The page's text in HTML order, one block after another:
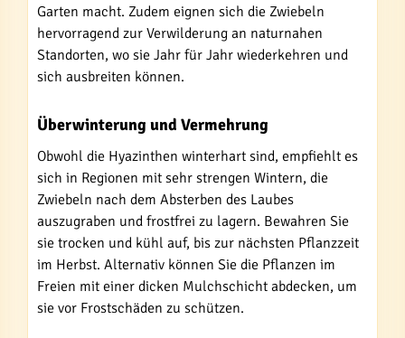
Garten macht. Zudem eignen sich die Zwiebeln
hervorragend zur Verwilderung an naturnahen
Standorten, wo sie Jahr für Jahr wiederkehren und
sich ausbreiten können.
Überwinterung und Vermehrung
Obwohl die Hyazinthen winterhart sind, empfiehlt es
sich in Regionen mit sehr strengen Wintern, die
Zwiebeln nach dem Absterben des Laubes
auszugraben und frostfrei zu lagern. Bewahren Sie
sie trocken und kühl auf, bis zur nächsten Pflanzzeit
im Herbst. Alternativ können Sie die Pflanzen im
Freien mit einer dicken Mulchschicht abdecken, um
sie vor Frostschäden zu schützen.